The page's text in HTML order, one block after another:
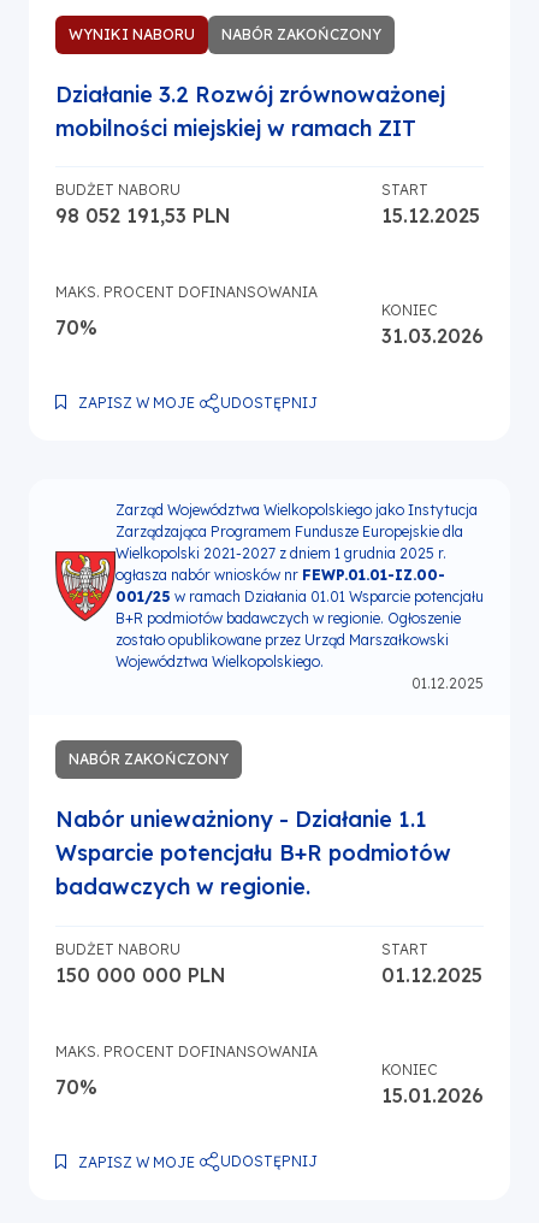
WYNIKI NABORU NABÓR ZAKOŃCZONY
Działanie 3.2 Rozwój zrównoważonej
mobilności miejskiej w ramach ZIT
BUDŻET NABORU
98 052 191,53 PLN
MAKS. PROCENT DOFINANSOWANIA
70%
START
15.12.2025
KONIEC
31.03.2026
ZAPISZ W MOJE UDOSTĘPNIJ
Zarząd Województwa Wielkopolskiego jako Instytucja
Zarządzająca Programem Fundusze Europejskie dla
Wielkopolski 2021-2027 z dniem 1 grudnia 2025 r.
ogłasza nabór wniosków nr FEWP.01.01-IZ.00-
001/25 w ramach Działania 01.01 Wsparcie potencjału
B+R podmiotów badawczych w regionie. Ogłoszenie
zostało opublikowane przez Urząd Marszałkowski
Województwa Wielkopolskiego.
01.12.2025
NABÓR ZAKOŃCZONY
Nabór unieważniony - Działanie 1.1
Wsparcie potencjału B+R podmiotów
badawczych w regionie.
BUDŻET NABORU
150 000 000 PLN
MAKS. PROCENT DOFINANSOWANIA
70%
START
01.12.2025
KONIEC
15.01.2026
ZAPISZ W MOJE UDOSTĘPNIJ